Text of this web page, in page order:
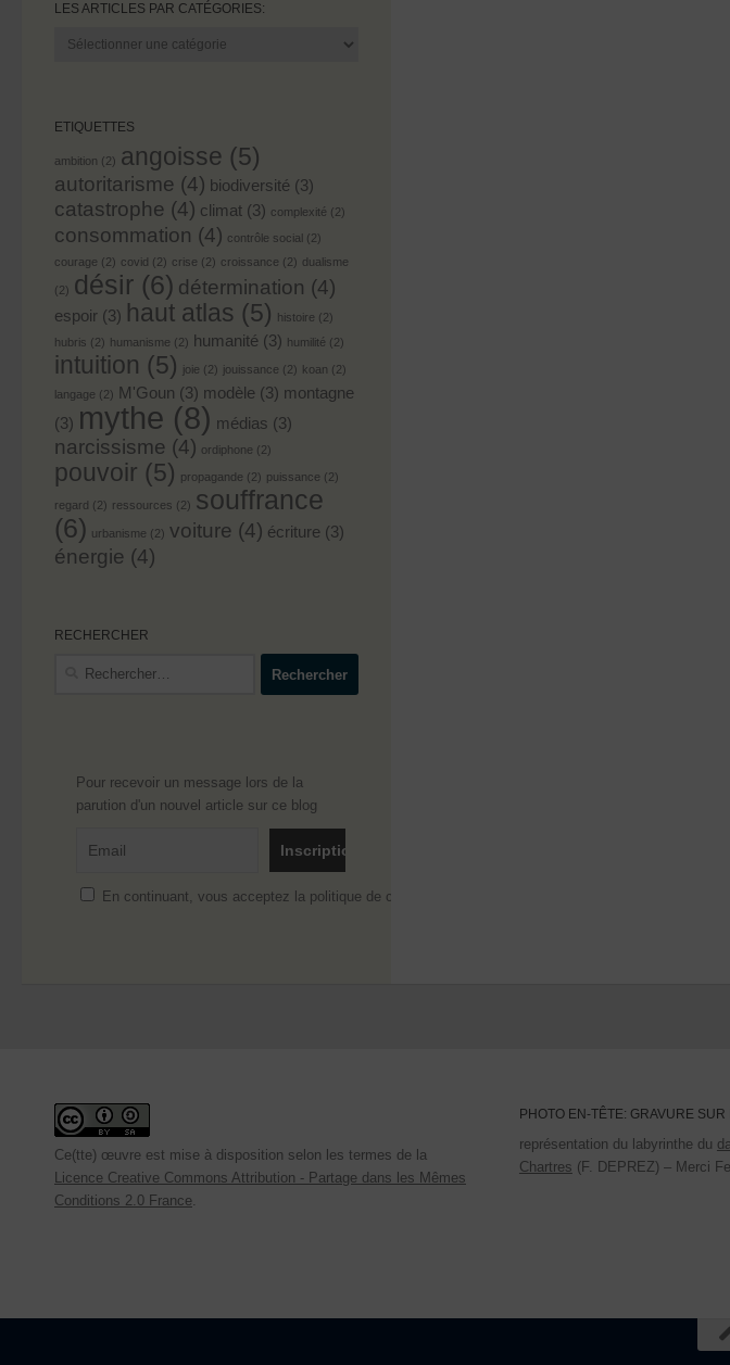
LES ARTICLES PAR CATÉGORIES:
Les
ETIQUETTES
ambition (2) angoisse (5)
autoritarisme (4) biodiversité (3)
catastrophe (4) climat (3) complexité (2)
consommation (4) contrôle social (2)
courage (2) covid (2) crise (2) croissance (2) dualisme
(2) désir (6) détermination (4)
espoir (3) haut atlas (5) histoire (2)
hubris (2) humanisme (2) humanité (3) humilité (2)
intuition (5) joie (2) jouissance (2) koan (2)
langage (2) M'Goun (3) modèle (3) montagne
(3) mythe (8) médias (3)
narcissisme (4) ordiphone (2)
pouvoir (5) propagande (2) puissance (2)
regard (2) ressources (2) souffrance
(6) urbanisme (2) voiture (4) écriture (3)
énergie (4)
RECHERCHER
Rechercher :
Pour recevoir un message lors de la
parution d'un nouvel article sur ce blog
En continuant, vous acceptez la politique de confidentialité
Ce(tte) œuvre est mise à disposition selon les termes de la
Licence Creative Commons Attribution - Partage dans les Mêmes
Conditions 2.0 France.
PHOTO EN-TÊTE: GRAVURE SUR
représentation du labyrinthe du
Chartres (F. DEPREZ) – Merci